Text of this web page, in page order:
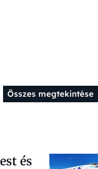
Összes megtekintése
és